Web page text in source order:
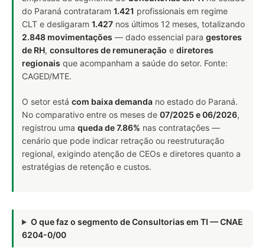
do Paraná contrataram 1.421 profissionais em regime
CLT e desligaram 1.427 nos últimos 12 meses, totalizando
2.848 movimentações — dado essencial para gestores
de RH, consultores de remuneração e diretores
regionais que acompanham a saúde do setor. Fonte:
CAGED/MTE.
O setor está com baixa demanda no estado do Paraná.
No comparativo entre os meses de 07/2025 e 06/2026,
registrou uma queda de 7.86% nas contratações —
cenário que pode indicar retração ou reestruturação
regional, exigindo atenção de CEOs e diretores quanto a
estratégias de retenção e custos.
O que faz o segmento de Consultorias em TI — CNAE
6204-0/00